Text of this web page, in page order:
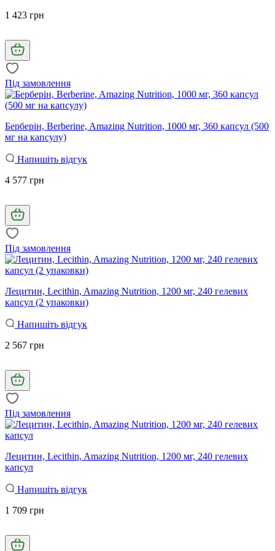
1 423 грн
Під замовлення
Берберін, Berberine, Amazing Nutrition, 1000 мг, 360 капсул (500
мг на капсулу)
Напишіть відгук
4 577 грн
Під замовлення
Лецитин, Lecithin, Amazing Nutrition, 1200 мг, 240 гелевих
капсул (2 упаковки)
Напишіть відгук
2 567 грн
Під замовлення
Лецитин, Lecithin, Amazing Nutrition, 1200 мг, 240 гелевих
капсул
Напишіть відгук
1 709 грн